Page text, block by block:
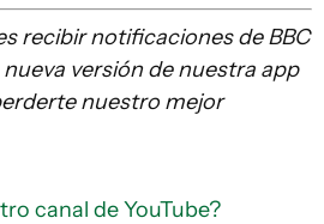
recibir notificaciones de BBC
versión de nuestra app
nuestro mejor
canal de YouTube?